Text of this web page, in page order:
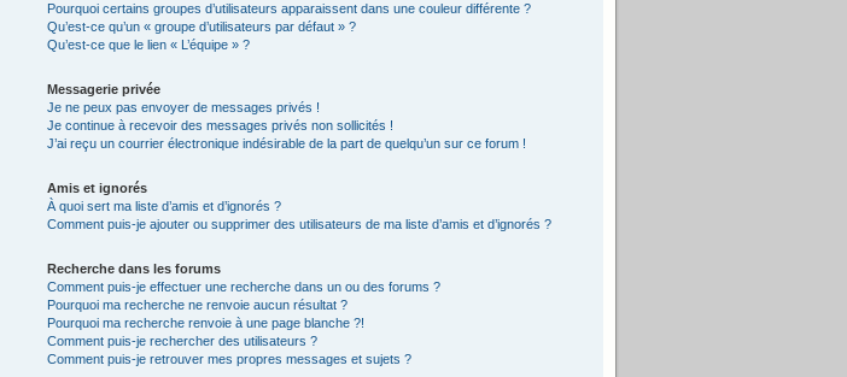
Pourquoi certains groupes d’utilisateurs apparaissent dans une couleur différente ?
Qu’est-ce qu’un « groupe d’utilisateurs par défaut » ?
Qu’est-ce que le lien « L’équipe » ?
Messagerie privée
Je ne peux pas envoyer de messages privés !
Je continue à recevoir des messages privés non sollicités !
J’ai reçu un courrier électronique indésirable de la part de quelqu’un sur ce forum !
Amis et ignorés
À quoi sert ma liste d’amis et d’ignorés ?
Comment puis-je ajouter ou supprimer des utilisateurs de ma liste d’amis et d’ignorés ?
Recherche dans les forums
Comment puis-je effectuer une recherche dans un ou des forums ?
Pourquoi ma recherche ne renvoie aucun résultat ?
Pourquoi ma recherche renvoie à une page blanche ?!
Comment puis-je rechercher des utilisateurs ?
Comment puis-je retrouver mes propres messages et sujets ?